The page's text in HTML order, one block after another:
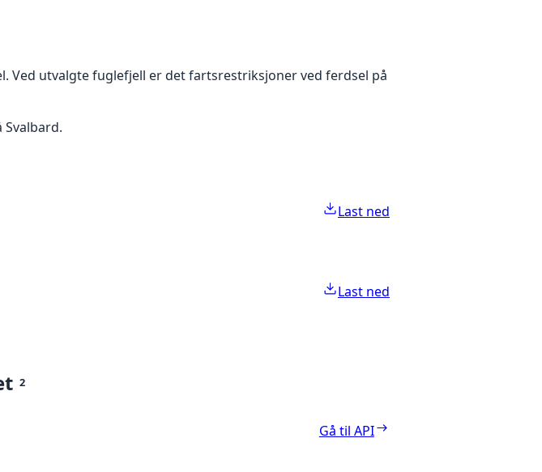
utvalgte fuglefjell er det fartsrestriksjoner ved ferdsel på
Last ned
Last ned
2
Gå til API